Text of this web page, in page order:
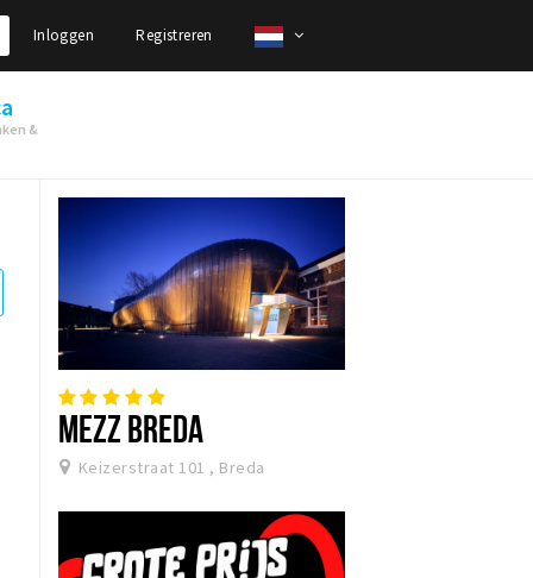
Inloggen Registreren
&
MEZZ BREDA
Keizerstraat 101 , Breda